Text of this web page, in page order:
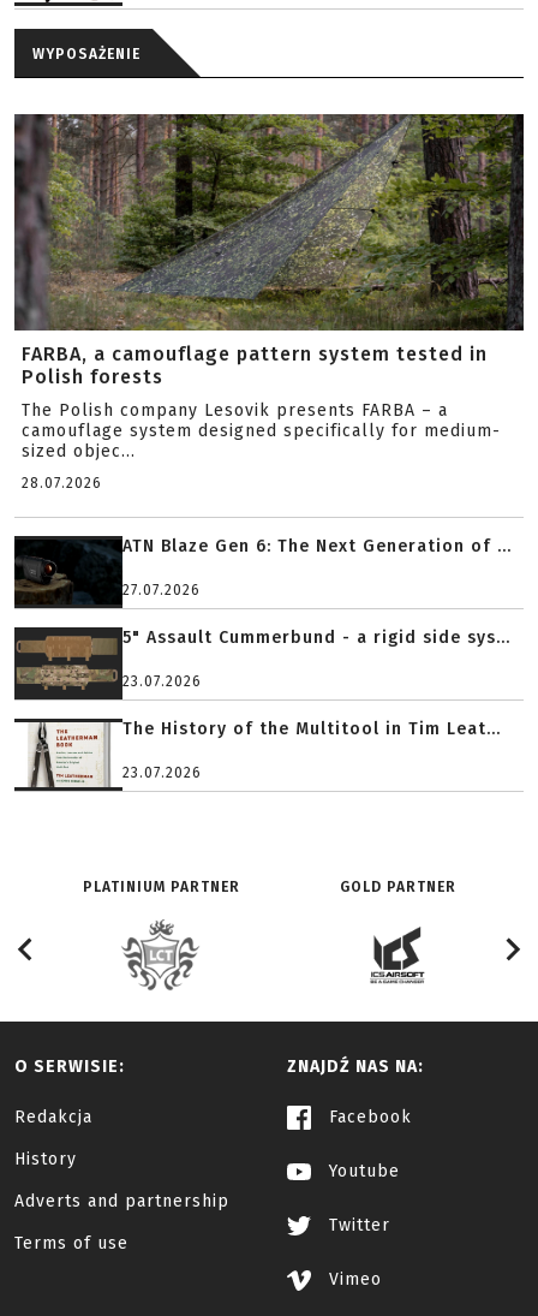
WYPOSAŻENIE
FARBA, a camouflage pattern system tested in
Polish forests
The Polish company Lesovik presents FARBA – a
camouflage system designed specifically for medium-
sized objec...
28.07.2026
ATN Blaze Gen 6: The Next Generation of ...
27.07.2026
5" Assault Cummerbund - a rigid side sys...
23.07.2026
The History of the Multitool in Tim Leat...
23.07.2026
PLATINIUM PARTNER GOLD PARTNER
O SERWISIE:
Redakcja
History
Adverts and partnership
Terms of use
ZNAJDŹ NAS NA:
Facebook
Youtube
Twitter
Vimeo